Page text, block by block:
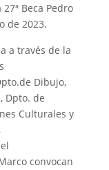
Beca Pedro
de 2023.
a través de la
Dibujo,
Dpto. de
Culturales y
convocan